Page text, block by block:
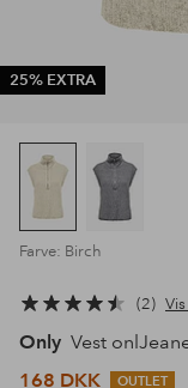
25% EXTRA
Farve: Birch
2
Only Vest
168 DKK
OUTLET